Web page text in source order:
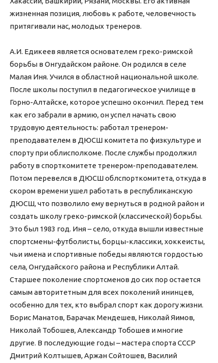
жизненная позиция, любовь к работе, человечность
притягивали нас, молодых тренеров.
А.И. Едикеев является основателем греко-римской
борьбы в Онгудайском районе. Он родился в селе
Малая Иня. Учился в областной национальной школе.
После школы поступил в педагогическое училище в
Горно-Алтайске, которое успешно окончил. Перед тем
как его забрали в армию, он успел начать свою
трудовую деятельность: работал тренером-
преподавателем в ДЮСШ комитета по физкультуре и
спорту при облисполкоме. После службы продолжил
работу в спорткомитете тренером-преподавателем.
Потом перевелся в ДЮСШ облспорткомитета, откуда в
скором времени ушел работать в республиканскую
ДЮСШ, что позволило ему вернуться в родной район и
создать школу греко-римской (классической) борьбы.
Это был 1983 год. Иня – село, откуда вышли известные
спортсмены-футболисты, борцы-классики, хоккеисты,
чьи имена и спортивные победы являются гордостью
села, Онгудайского района и Республики Алтай.
Старшее поколение спортсменов до сих пор остается
самым авторитетным для всех поколений ининцев,
особенно для тех, кто выбрал спорт как дорогу жизни.
Борис Манатов, Барачак Мендешев, Николай Яимов,
Николай Тобошев, Александр Тобошев и многие
другие. В последующие годы – мастера спорта СССР
Дмитрий Колтышев, Аржан Сойтошев, Василий